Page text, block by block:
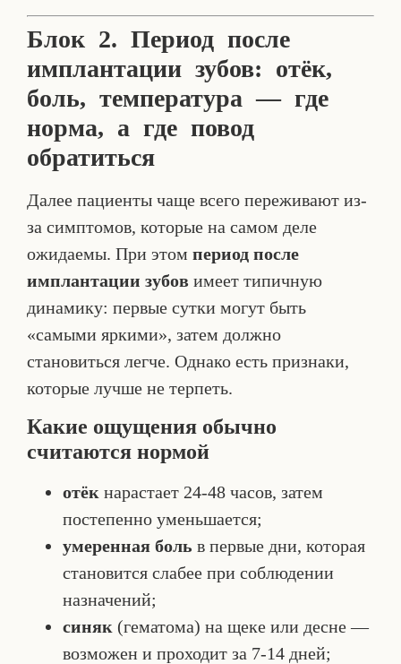
Блок 2. Период после
имплантации зубов: отёк,
боль, температура — где
норма, а где повод
обратиться
Далее пациенты чаще всего переживают из-
за симптомов, которые на самом деле
ожидаемы. При этом период после
имплантации зубов имеет типичную
динамику: первые сутки могут быть
«самыми яркими», затем должно
становиться легче. Однако есть признаки,
которые лучше не терпеть.
Какие ощущения обычно
считаются нормой
отёк нарастает 24-48 часов, затем
постепенно уменьшается;
умеренная боль в первые дни, которая
становится слабее при соблюдении
назначений;
синяк (гематома) на щеке или десне —
возможен и проходит за 7-14 дней;